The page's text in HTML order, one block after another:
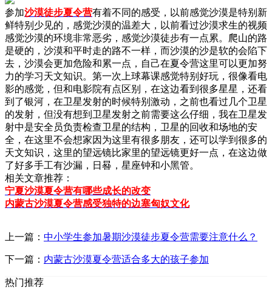
参加沙漠徒步夏令营有着不同的感受，以前感觉沙漠是特别新
鲜特别少见的，感觉沙漠的温差大，以前看过沙漠求生的视频
感觉沙漠的环境非常恶劣，感觉沙漠徒步有一点累。爬山的路
是硬的，沙漠和平时走的路不一样，而沙漠的沙是软的会陷下
去，沙漠会更加危险和累一点，自己在夏令营这里可以更加努
力的学习天文知识。第一次上球幕课感觉特别好玩，很像看电
影的感觉，但和电影院有点区别，在这边看到很多星星，还看
到了银河，在卫星发射的时候特别激动，之前也看过几个卫星
的发射，但没有想到卫星发射之前需要这么仔细，我在卫星发
射中是安全员负责检查卫星的结构，卫星的回收和场地的安
全，在这里不会想家因为这里有很多朋友，还可以学到很多的
天文知识，这里的望远镜比家里的望远镜更好一点，在这边做
了好多手工有沙漏，日晷，星座钟和小黑管。
相关文章推荐：
宁夏沙漠夏令营有哪些成长的改变
内蒙古沙漠夏令营感受独特的边塞匈奴文化
上一篇： 中小学生参加暑期沙漠徒步夏令营需要注意什么？
下一篇： 内蒙古沙漠夏令营适合多大的孩子参加
热门推荐